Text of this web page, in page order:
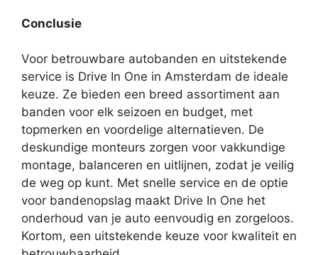
Conclusie
Voor betrouwbare autobanden en uitstekende
service is Drive In One in Amsterdam de ideale
keuze. Ze bieden een breed assortiment aan
banden voor elk seizoen en budget, met
topmerken en voordelige alternatieven. De
deskundige monteurs zorgen voor vakkundige
montage, balanceren en uitlijnen, zodat je veilig
de weg op kunt. Met snelle service en de optie
voor bandenopslag maakt Drive In One het
onderhoud van je auto eenvoudig en zorgeloos.
Kortom, een uitstekende keuze voor kwaliteit en